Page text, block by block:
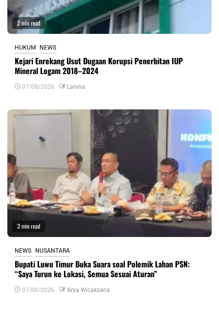
2 min read
HUKUM NEWS
Kejari Enrekang Usut Dugaan Korupsi Penerbitan IUP
Mineral Logam 2018–2024
07/08/2026 Lanina
3 min read
NEWS NUSANTARA
Bupati Luwu Timur Buka Suara soal Polemik Lahan PSN:
“Saya Turun ke Lokasi, Semua Sesuai Aturan”
07/08/2026 Arya Wicaksana